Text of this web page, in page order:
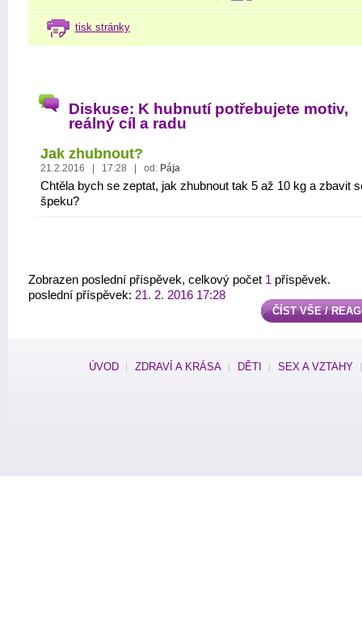
tisk stránky
Diskuse: K hubnutí potřebujete motiv,
reálný cíl a radu
Jak zhubnout?
21.2.2016 | 17:28 | od: Pája
Chtěla bych se zeptat, jak zhubnout tak 5 až 10 kg a zbavit
špeku?
Zobrazen poslední příspěvek, celkový počet 1 příspěvek.
poslední příspěvek: 21. 2. 2016 17:28
ČÍST VŠE /
ÚVOD ZDRAVÍ A KRÁSA DĚTI SEX A VZTAHY